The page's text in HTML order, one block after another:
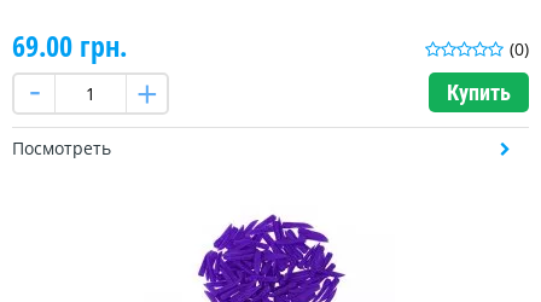
(0)
69.00 грн.
Купить
Посмотреть